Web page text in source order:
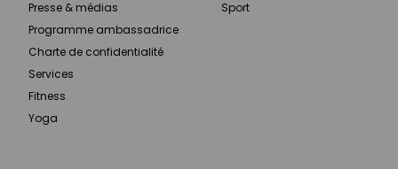
Presse & médias
Programme ambassadrice
Charte de confidentialité
Services
Fitness
Yoga
Sport